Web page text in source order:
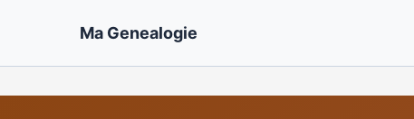
Ma Genealogie